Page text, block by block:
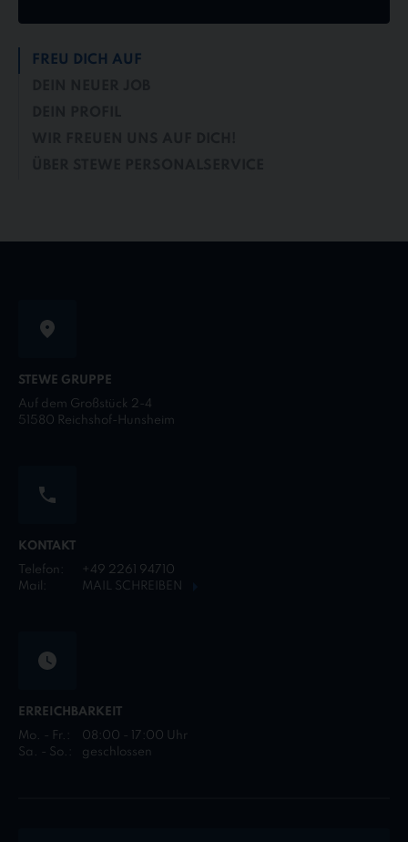
FREU DICH AUF
STEWE GRUPPE
Auf dem Großstück 2-4
51580 Reichshof-Hunsheim
KONTAKT
Telefon:
+49 2261 94710
Mail:
MAIL SCHREIBEN
ERREICHBARKEIT
Mo. - Fr.:
08:00 - 17:00 Uhr
Sa. - So.:
geschlossen